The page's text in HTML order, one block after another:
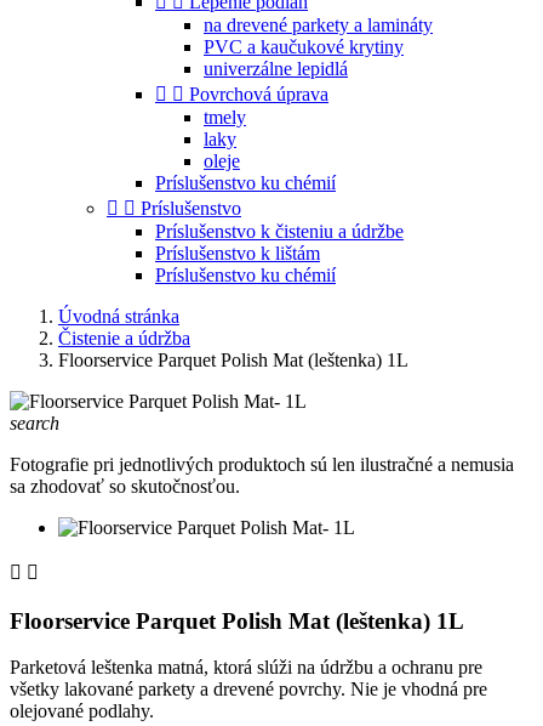
na drevené parkety a lamináty
PVC a kaučukové krytiny
univerzálne lepidlá
  Povrchová úprava
tmely
laky
oleje
Príslušenstvo ku chémií
  Príslušenstvo
Príslušenstvo k čisteniu a údržbe
Príslušenstvo k lištám
Príslušenstvo ku chémií
Úvodná stránka
Čistenie a údržba
Floorservice Parquet Polish Mat (leštenka) 1L
search
Fotografie pri jednotlivých produktoch sú len ilustračné a nemusia
sa zhodovať so skutočnosťou.
 
Floorservice Parquet Polish Mat (leštenka) 1L
Parketová leštenka matná, ktorá slúži na údržbu a ochranu pre
všetky lakované parkety a drevené povrchy. Nie je vhodná pre
olejované podlahy.